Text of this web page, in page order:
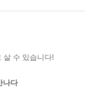
살 수 있습니다!
나다